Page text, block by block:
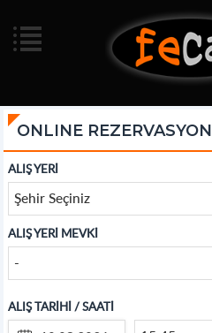
ONLINE REZERVASYON
ALIŞ YERİ
Şehir Seçiniz
ALIŞ YERİ MEVKİ
-
ALIŞ TARİHİ / SAATİ